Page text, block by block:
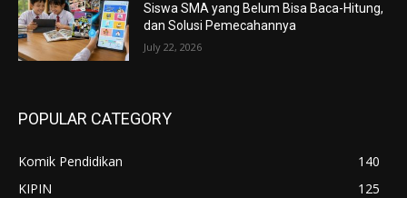
Siswa SMA yang Belum Bisa Baca-Hitung,
dan Solusi Pemecahannya
July 22, 2026
POPULAR CATEGORY
Komik Pendidikan
140
KIPIN
125